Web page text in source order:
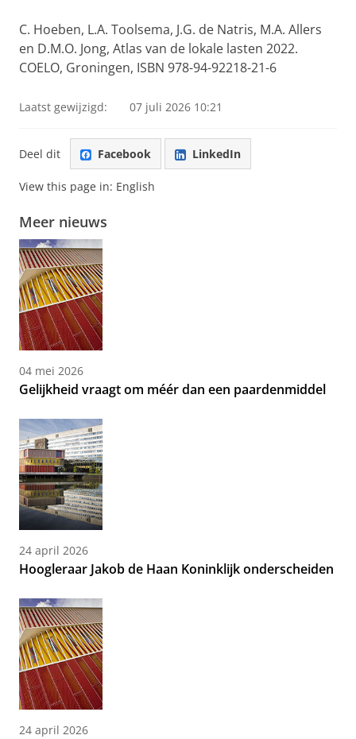
C. Hoeben, L.A. Toolsema, J.G. de Natris, M.A. Allers
en D.M.O. Jong, Atlas van de lokale lasten 2022.
COELO, Groningen, ISBN 978-94-92218-21-6
Laatst gewijzigd: 07 juli 2026 10:21
Deel dit Facebook LinkedIn
View this page in: English
Meer nieuws
04 mei 2026
Gelijkheid vraagt om méér dan een paardenmiddel
24 april 2026
Hoogleraar Jakob de Haan Koninklijk onderscheiden
24 april 2026